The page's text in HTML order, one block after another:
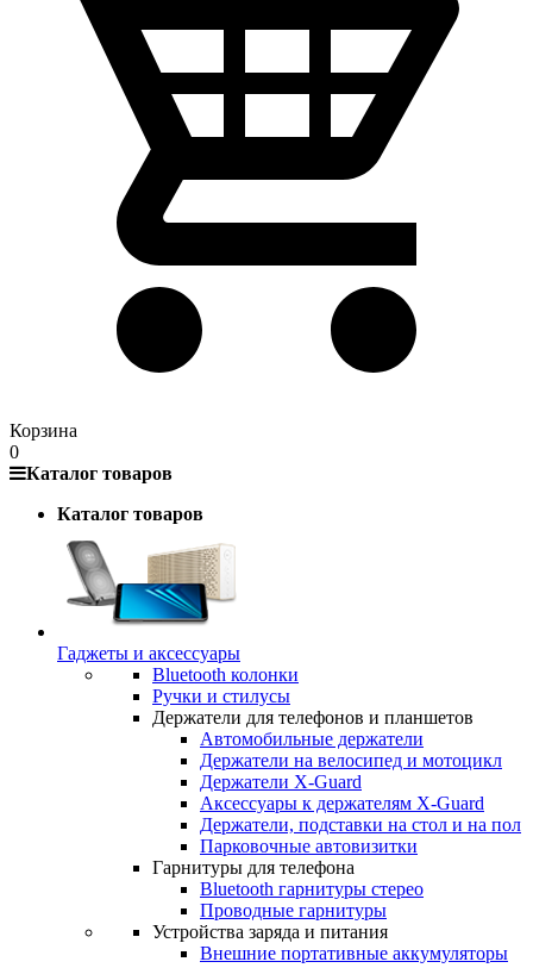
Корзина
0
Каталог товаров
Каталог товаров
Гаджеты и аксессуары
Bluetooth колонки
Ручки и стилусы
Держатели для телефонов и планшетов
Автомобильные держатели
Держатели на велосипед и мотоцикл
Держатели X-Guard
Аксессуары к держателям X-Guard
Держатели, подставки на стол и на пол
Парковочные автовизитки
Гарнитуры для телефона
Bluetooth гарнитуры стерео
Проводные гарнитуры
Устройства заряда и питания
Внешние портативные аккумуляторы